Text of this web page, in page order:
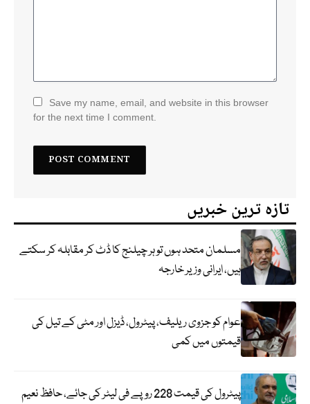
Save my name, email, and website in this browser
for the next time I comment.
تازہ ترین خبریں
مسلمان متحد ہوں تو ہر چیلنج کا ڈٹ کر مقابلہ کر سکتے
ہیں، ایرانی وزیر خارجہ
عوام کو جزوی ریلیف، پیٹرول، ڈیزل اور مٹی کے تیل کی
قیمتوں میں کمی
پیٹرول کی قیمت 228 روپے فی لیٹر کی جائے، حافظ نعیم